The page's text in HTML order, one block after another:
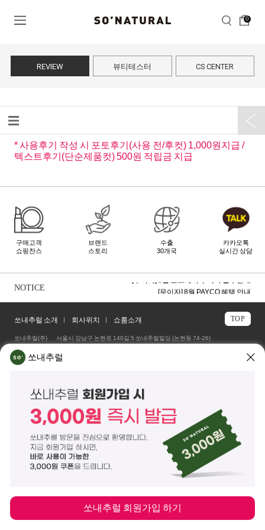
0
REVIEW 뷰티테스터 CS CENTER
* 사용후기 작성 시 포토후기(사용 전/후컷) 1,000원지급 /
텍스트후기(단순제품컷) 500원 적립금 지급
구매고객
쇼핑찬스
브랜드
스토리
수출
30개국
카카오톡
실시간 상담
NOTICE
[무이자] 8월 PAYCO 혜택 안내
쏘내추럴 소개 회사위치 쇼룸소개 TOP
쏘내추럴(주)
서울시 강남구 논현로 140길 5 쏘내추럴빌딩 (논현동 74-26)
사업자등록번호 261-81-21889
본사 고객센터 문의 02-573-6769 (평일 10:00~18:00 / 점심시간 12:30~13:30)
해외 수출 문의
info@sonatural.co.kr
COPYRIGHT©SONATURAL.CO.KR ALL RIGHT RESERVERD.
CS CENTER PC버전
쏘내추럴
쏘내추럴 회원가입 하기